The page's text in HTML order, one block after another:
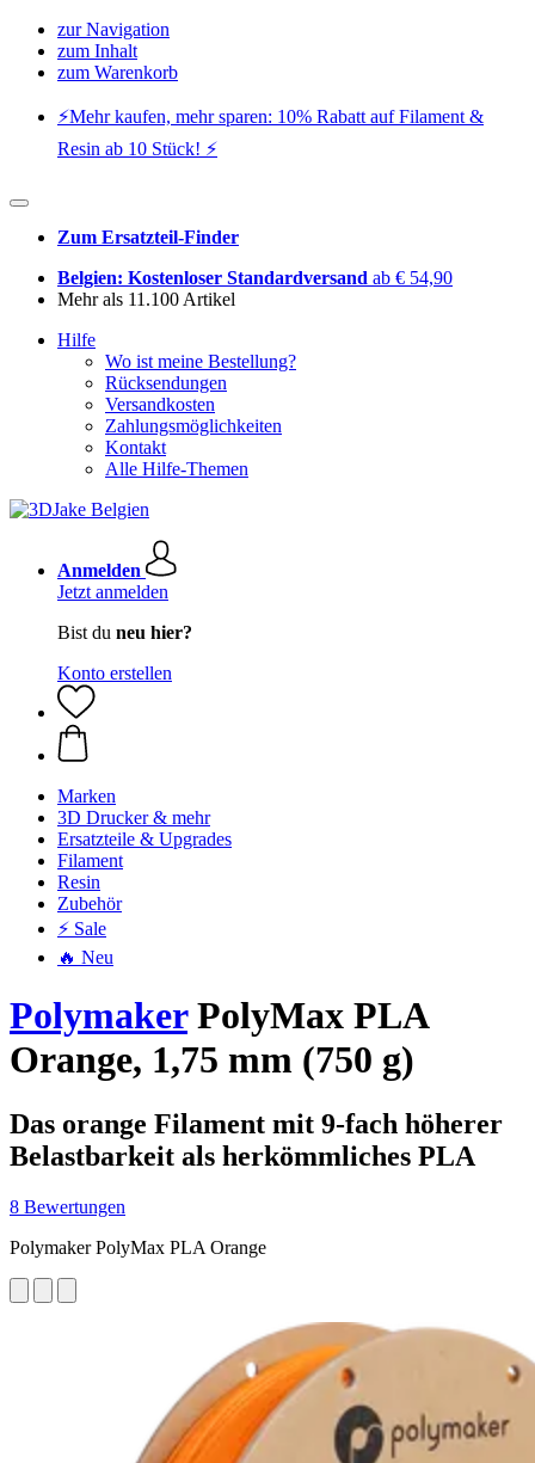
zur Navigation
zum Inhalt
zum Warenkorb
⚡️Mehr kaufen, mehr sparen: 10% Rabatt auf Filament &
Resin ab 10 Stück! ⚡️
Zum Ersatzteil-Finder
Belgien: Kostenloser Standardversand ab € 54,90
Mehr als 11.100 Artikel
Hilfe
Wo ist meine Bestellung?
Rücksendungen
Versandkosten
Zahlungsmöglichkeiten
Kontakt
Alle Hilfe-Themen
Anmelden
Jetzt anmelden
Bist du neu hier?
Konto erstellen
Marken
3D Drucker & mehr
Ersatzteile & Upgrades
Filament
Resin
Zubehör
⚡ Sale
🔥 Neu
PolymakerPolyMax PLA
Orange, 1,75 mm (750 g)
Das orange Filament mit 9-fach höherer
Belastbarkeit als herkömmliches PLA
8 Bewertungen
Polymaker PolyMax PLA Orange